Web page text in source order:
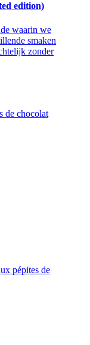
edition)
waarin we
smaken
zonder